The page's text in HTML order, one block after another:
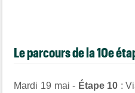
Le parcours de la 10e
Mardi 19 mai - Étape 10 :